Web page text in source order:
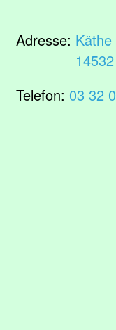
Adresse: Käthe
Telefon: 03 32